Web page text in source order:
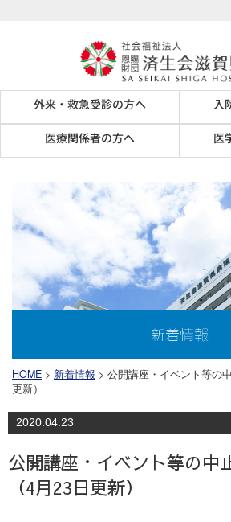
外来・救急受診の方へ 入
医療関係者の方へ 医
新着情報
HOME > 新着情報 > 公開講座・イベント等の
更新）
2020.04.23
公開講座・イベント等の中
（4月23日更新）